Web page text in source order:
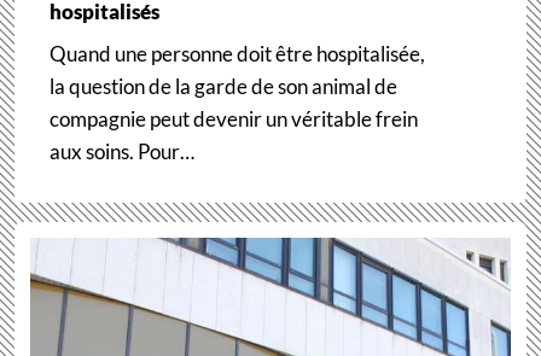
hospitalisés
Quand une personne doit être hospitalisée,
la question de la garde de son animal de
compagnie peut devenir un véritable frein
aux soins. Pour…